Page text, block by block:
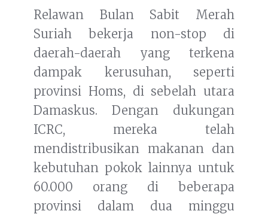
Relawan Bulan Sabit Merah
Suriah bekerja non-stop di
daerah-daerah yang terkena
dampak kerusuhan, seperti
provinsi Homs, di sebelah utara
Damaskus. Dengan dukungan
ICRC, mereka telah
mendistribusikan makanan dan
kebutuhan pokok lainnya untuk
60.000 orang di beberapa
provinsi dalam dua minggu